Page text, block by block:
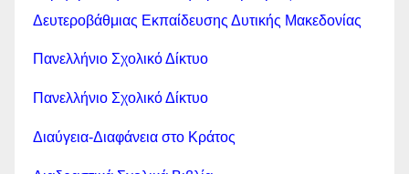
Δευτεροβάθμιας Εκπαίδευσης Δυτικής Μακεδονίας
Πανελλήνιο Σχολικό Δίκτυο
Πανελλήνιο Σχολικό Δίκτυο
Διαύγεια-Διαφάνεια στο Κράτος